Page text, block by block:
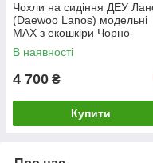
Чохли на сидіння ДЕУ
(Daewoo Lanos) модельні
MAX з екошкіри Чорно-
коричневий
В наявності
4 700 ₴
Купити